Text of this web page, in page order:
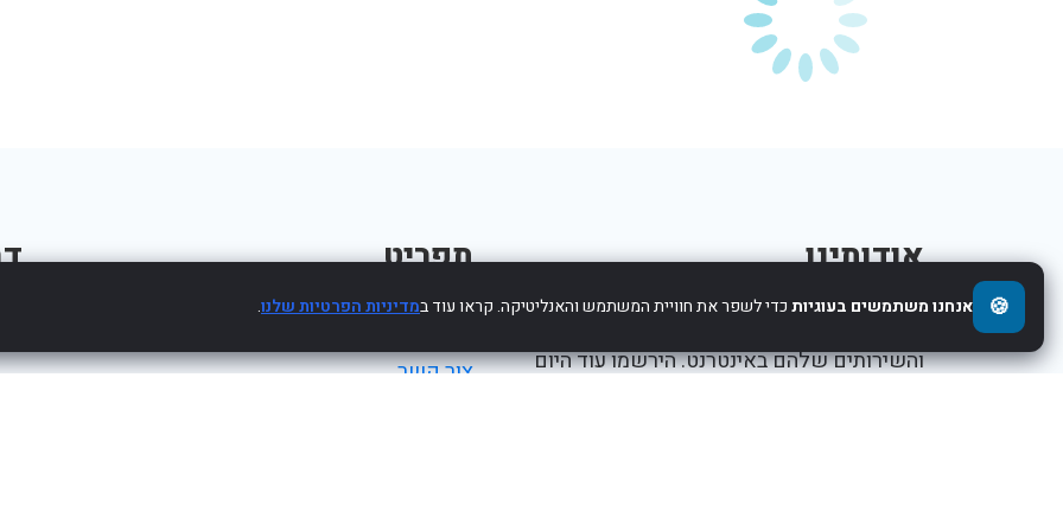
אודותינו
והשירותים שלהם באינטרנט. הירשמו עוד היום
תפריט
צור קשר
🍪 אנחנו משתמשים בעוגיותכדי לשפר את חוויית המשתמש והאנליטיקה. קראו עוד במדיניות הפרטיות שלנו.